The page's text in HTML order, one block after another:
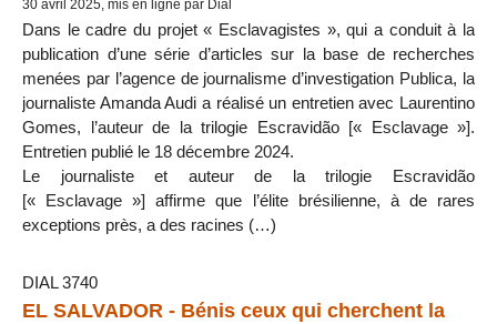
30 avril 2025, mis en ligne par Dial
Dans le cadre du projet « Esclavagistes », qui a conduit à la
publication d’une série d’articles sur la base de recherches
menées par l’agence de journalisme d’investigation Publica, la
journaliste Amanda Audi a réalisé un entretien avec Laurentino
Gomes, l’auteur de la trilogie Escravidão [« Esclavage »].
Entretien publié le 18 décembre 2024.
Le journaliste et auteur de la trilogie Escravidão
[« Esclavage »] affirme que l’élite brésilienne, à de rares
exceptions près, a des racines (…)
DIAL 3740
EL SALVADOR - Bénis ceux qui cherchent la